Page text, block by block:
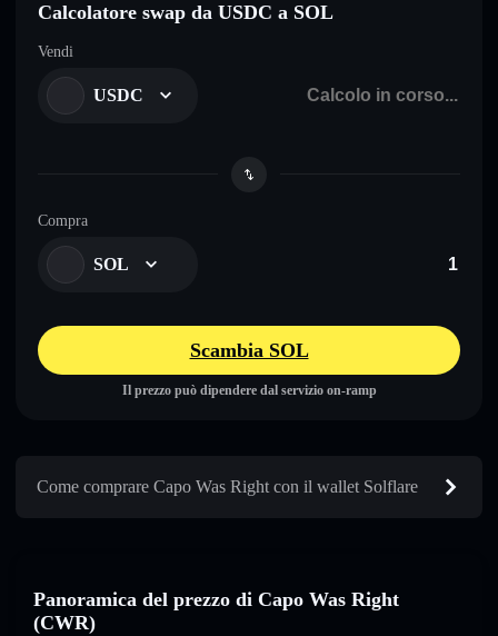
Calcolatore swap da USDC a SOL
Vendi
USDC
Compra
SOL
Scambia SOL
Il prezzo può dipendere dal servizio on-ramp
Come comprare Capo Was Right con il wallet Solflare
Panoramica del prezzo di Capo Was Right
(CWR)